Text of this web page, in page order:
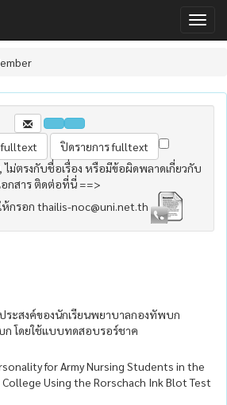
ไม่ตรงกับชื่อเรื่อง หรือมีข้อผิดพลาดเกี่ยวกับ
อกสาร ติดต่อที่นี่ ==>
ห้กรอก thailis-noc@uni.net.th
ะสงค์ของนักเรียนพยาบาลกองทัพบก
โดยใช้แบบทดสอบรอร์ชาค
for Army Nursing Students in the
College Using the Rorschach Ink Blot Test